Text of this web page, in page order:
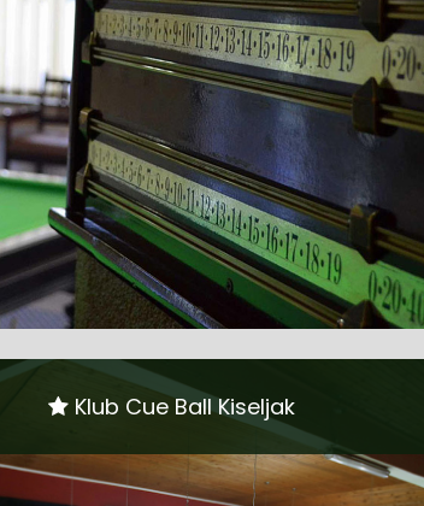
Klub Cue Ball Kiseljak